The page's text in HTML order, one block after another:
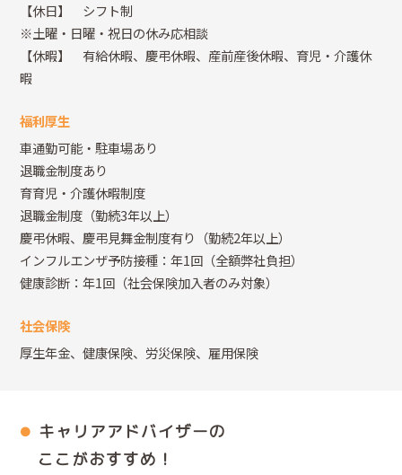
【休日】 シフト制
※土曜・日曜・祝日の休み応相談
【休暇】 有給休暇、慶弔休暇、産前産後休暇、育児・介護休
暇
福利厚生
車通勤可能・駐車場あり
退職金制度あり
育育児・介護休暇制度
退職金制度（勤続3年以上）
慶弔休暇、慶弔見舞金制度有り（勤続2年以上）
インフルエンザ予防接種：年1回（全額弊社負担）
健康診断：年1回（社会保険加入者のみ対象）
社会保険
厚生年金、健康保険、労災保険、雇用保険
キャリアアドバイザーの
ここがおすすめ！